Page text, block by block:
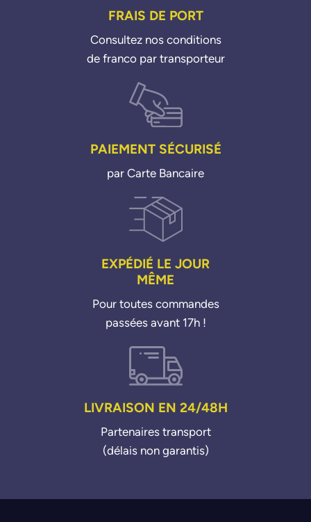
FRAIS DE PORT
Consultez nos conditions
de franco par transporteur
PAIEMENT SÉCURISÉ
par Carte Bancaire
EXPÉDIÉ LE JOUR
MÊME
Pour toutes commandes
passées avant 17h !
LIVRAISON EN 24/48H
Partenaires transport
(délais non garantis)